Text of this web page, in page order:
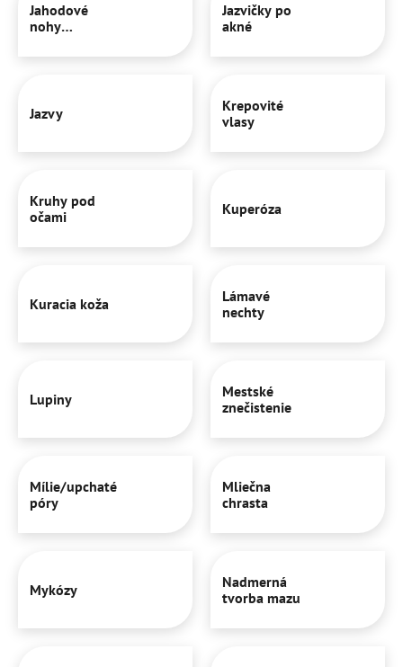
Jahodové
nohy
legs)
Jazvičky po
akné
Jazvy
Krepovité
vlasy
Kruhy pod
očami
Kuperóza
Kuracia koža
Lámavé
nechty
Lupiny
Mestské
znečistenie
Mílie/upchaté
póry
Mliečna
chrasta
Mykózy
Nadmerná
tvorba mazu